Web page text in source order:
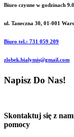
Biuro czynne w godzinach
ul. Taneczna 30, 01-001
Biuro tel.: 731 059 209
zlobek.bialymis@gmail.com
Napisz Do Nas!
Skontaktuj się z
pomocy